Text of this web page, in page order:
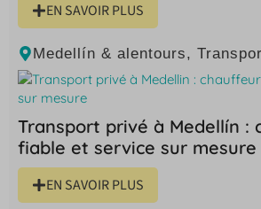
EN SAVOIR PLUS
Medellín & alentours,
Transport privé à Medellín :
fiable et service sur mesure
EN SAVOIR PLUS